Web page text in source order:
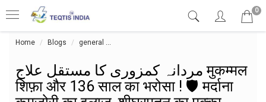
0
Home Blogs general
مردانہ کمزوری کا مستقل علاج मुकम्मल
शिफ़ा और 136 साल का भरोसा ! 🛡️ मर्दाना